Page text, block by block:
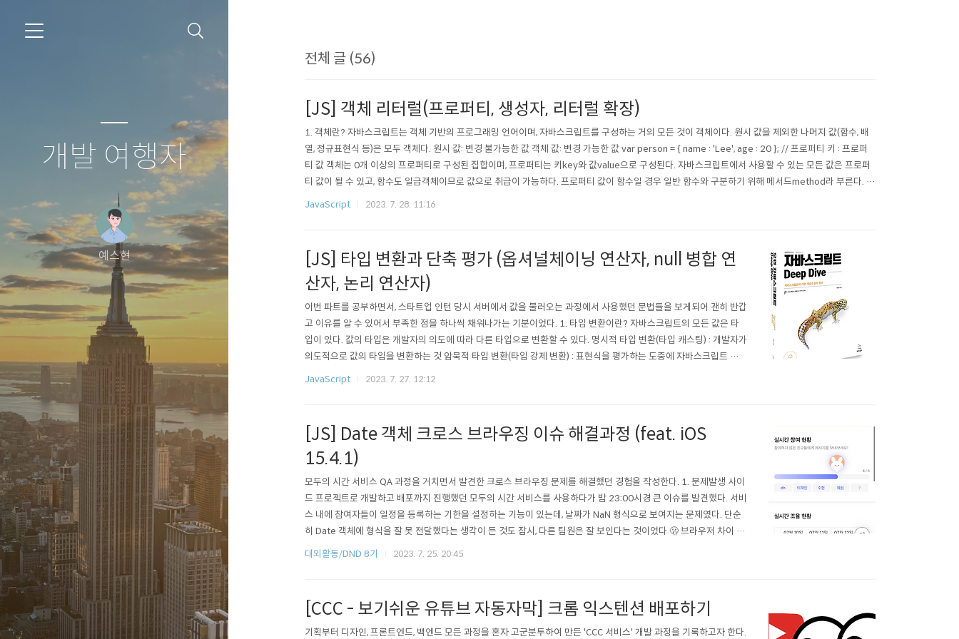
개발 여행자
예스현
전체 글 (56)
[JS] 객체 리터럴(프로퍼티, 생성자, 리터럴 확장)
1. 객체란? 자바스크립트는 객체 기반의 프로그래밍 언어이며, 자바스크립트를 구성하는 거의 모든 것이 객체이다. 원시 값을 제외한 나머지 값(함수, 배
열, 정규표현식 등)은 모두 객체다. 원시 값: 변경 불가능한 값 객체 값: 변경 가능한 값 var person = { name : 'Lee', age : 20 }; // 프로퍼티 키 : 프로퍼
티 값 객체는 0개 이상의 프로퍼티로 구성된 집합이며, 프로퍼티는 키key와 값value으로 구성된다. 자바스크립트에서 사용할 수 있는 모든 값은 프로퍼
티 값이 될 수 있고, 함수도 일급객체이므로 값으로 취급이 가능하다. 프로퍼티 값이 함수일 경우 일반 함수와 구분하기 위해 메서드method라 부른다. 이
JavaScript 2023. 7. 28. 11:16
[JS] 타입 변환과 단축 평가 (옵셔널체이닝 연산자, null 병합 연
산자, 논리 연산자)
이번 파트를 공부하면서, 스타트업 인턴 당시 서버에서 값을 불러오는 과정에서 사용했던 문법들을 보게되어 괜히 반갑
고 이유를 알 수 있어서 부족한 점을 하나씩 채워나가는 기분이었다. 1. 타입 변환이란? 자바스크립트의 모든 값은 타
입이 있다. 값의 타입은 개발자의 의도에 따라 다른 타입으로 변환할 수 있다. 명시적 타입 변환(타입 캐스팅) : 개발자가
의도적으로 값의 타입을 변환하는 것 암묵적 타입 변환(타입 강제 변환) : 표현식을 평가하는 도중에 자바스크립트 엔진
JavaScript 2023. 7. 27. 12:12
[JS] Date 객체 크로스 브라우징 이슈 해결과정 (feat. iOS
15.4.1)
모두의 시간 서비스 QA 과정을 거치면서 발견한 크로스 브라우징 문제를 해결했던 경험을 작성한다. 1. 문제발생 사이
드 프로젝트로 개발하고 배포까지 진행했던 모두의 시간 서비스를 사용하다가 밤 23:00시경 큰 이슈를 발견했다. 서비
스 내에 참여자들이 일정을 등록하는 기한을 설정하는 기능이 있는데, 날짜가 NaN 형식으로 보여지는 문제였다. 단순
히 Date 객체에 형식을 잘 못 전달했다는 생각이 든 것도 잠시, 다른 팀원은 잘 보인다는 것이었다 🫢 브라우저 차이 문
제인가 싶어서 확인하였지만 그것도 아니었고, 네트워크 문제도 아니었다. 그럼 기기 버전 문제라고 생각하여 버전을
대외활동/DND 8기 2023. 7. 25. 20:45
[CCC - 보기쉬운 유튜브 자동자막] 크롬 익스텐션 배포하기
기획부터 디자인, 프론트엔드, 백엔드 모든 과정을 혼자 고군분투하여 만든 'CCC 서비스' 개발 과정을 기록하고자 한다.